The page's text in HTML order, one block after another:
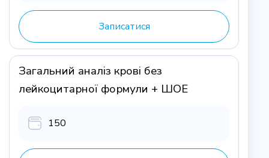
Записатися
Загальний аналіз крові без
лейкоцитарної формули + ШОЕ
150